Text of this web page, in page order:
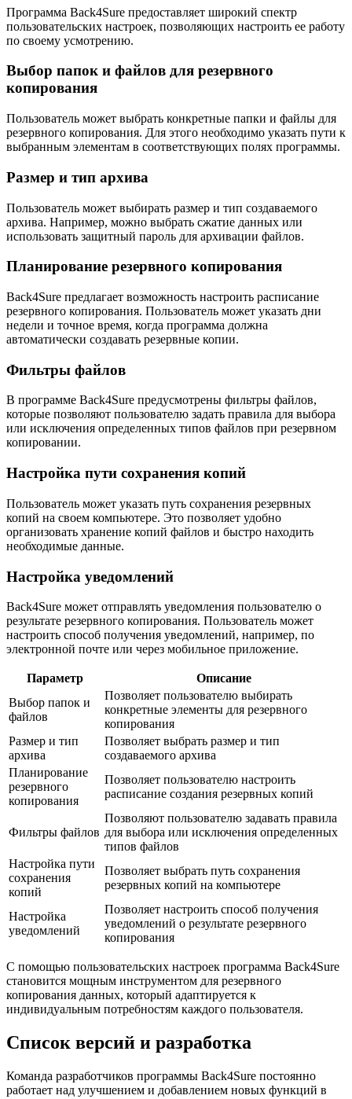
Программа Back4Sure предоставляет широкий спектр
пользовательских настроек, позволяющих настроить ее работу
по своему усмотрению.
Выбор папок и файлов для резервного
копирования
Пользователь может выбрать конкретные папки и файлы для
резервного копирования. Для этого необходимо указать пути к
выбранным элементам в соответствующих полях программы.
Размер и тип архива
Пользователь может выбирать размер и тип создаваемого
архива. Например, можно выбрать сжатие данных или
использовать защитный пароль для архивации файлов.
Планирование резервного копирования
Back4Sure предлагает возможность настроить расписание
резервного копирования. Пользователь может указать дни
недели и точное время, когда программа должна
автоматически создавать резервные копии.
Фильтры файлов
В программе Back4Sure предусмотрены фильтры файлов,
которые позволяют пользователю задать правила для выбора
или исключения определенных типов файлов при резервном
копировании.
Настройка пути сохранения копий
Пользователь может указать путь сохранения резервных
копий на своем компьютере. Это позволяет удобно
организовать хранение копий файлов и быстро находить
необходимые данные.
Настройка уведомлений
Back4Sure может отправлять уведомления пользователю о
результате резервного копирования. Пользователь может
настроить способ получения уведомлений, например, по
электронной почте или через мобильное приложение.
Параметр
Описание
Выбор папок и
файлов
Позволяет пользователю выбирать
конкретные элементы для резервного
копирования
Размер и тип
архива
Позволяет выбрать размер и тип
создаваемого архива
Планирование
резервного
копирования
Позволяет пользователю настроить
расписание создания резервных копий
Фильтры файлов
Позволяют пользователю задавать правила
для выбора или исключения определенных
типов файлов
Настройка пути
сохранения
копий
Позволяет выбрать путь сохранения
резервных копий на компьютере
Настройка
уведомлений
Позволяет настроить способ получения
уведомлений о результате резервного
копирования
С помощью пользовательских настроек программа Back4Sure
становится мощным инструментом для резервного
копирования данных, который адаптируется к
индивидуальным потребностям каждого пользователя.
Список версий и разработка
Команда разработчиков программы Back4Sure постоянно
работает над улучшением и добавлением новых функций в